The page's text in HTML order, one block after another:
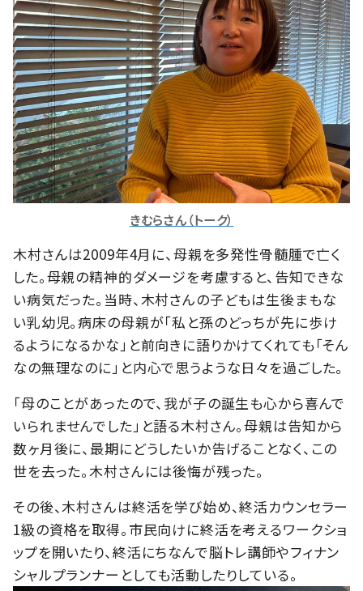
きむらさん（トーク）
木村さんは2009年4月に、母親を多発性骨髄腫で亡く
した。母親の精神的ダメージを考慮すると、告知できな
い病気だった。当時、木村さんの子どもは生後まもな
い乳幼児。病床の母親が「私と孫のどっちが先に歩け
るようになるかな」と前向きに語りかけてくれても「そん
なの無理なのに」と内心で思うような日々を過ごした。
「母のことがあったので、我が子の誕生も心から喜んで
いられませんでした」と語る木村さん。母親は告知から
数ヶ月後に、最期にどうしたいか告げることなく、この
世を去った。木村さんには後悔が残った。
その後、木村さんは終活を学び始め、終活カウンセラー
1級の資格を取得。市民向けに終活を考えるワークショ
ップを開いたり、終活にちなんで脳トレ講師やフィナン
シャルプランナーとしても活動したりしている。